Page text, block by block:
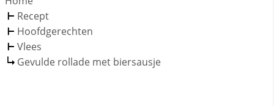
Recept
Hoofdgerechten
Vlees
Gevulde rollade met biersausje